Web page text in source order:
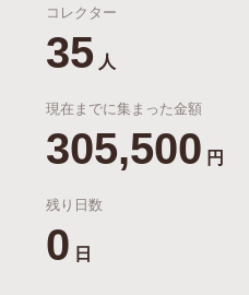
コレクター
35 人
現在までに集まった金額
305,500 円
残り日数
0 日